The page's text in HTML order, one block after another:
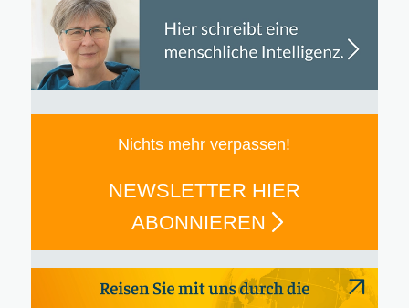
Nichts mehr verpassen!
NEWSLETTER HIER
ABONNIEREN